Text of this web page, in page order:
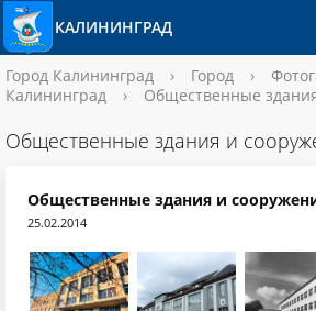
КАЛИНИНГРАД
Город Калининград › Город ›
Калининград
› Общественные
Общественные здания и
Общественные здания и
25.02.2014